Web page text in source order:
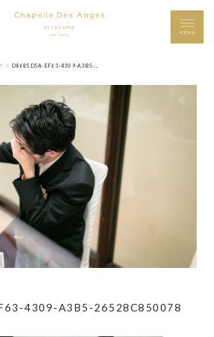
MENU
＞
4309-A3B5-26528C850078